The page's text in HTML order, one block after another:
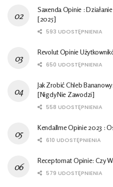
Saxenda Opinie :
[2025]
593 UDOSTĘPNIENIA
Revolut Opinie
650 UDOSTĘPNIENIA
Jak Zrobić Chleb
[Nigdy Nie Zawodzi]
558 UDOSTĘPNIENIA
Kendallme Opinie 2023 :
610 UDOSTĘPNIENIA
Receptomat Opinie: Czy
579 UDOSTĘPNIENIA